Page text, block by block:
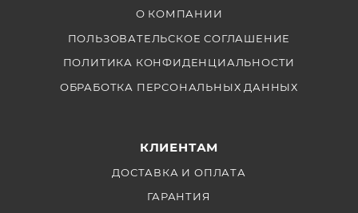
О КОМПАНИИ
ПОЛЬЗОВАТЕЛЬСКОЕ СОГЛАШЕНИЕ
ПОЛИТИКА КОНФИДЕНЦИАЛЬНОСТИ
ОБРАБОТКА ПЕРСОНАЛЬНЫХ ДАННЫХ
КЛИЕНТАМ
ДОСТАВКА И ОПЛАТА
ГАРАНТИЯ